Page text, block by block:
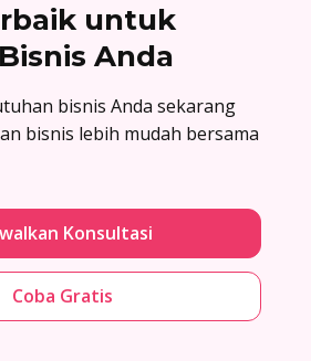
untuk
Anda
bisnis Anda sekarang
bisnis lebih mudah bersama
Konsultasi
Coba Gratis